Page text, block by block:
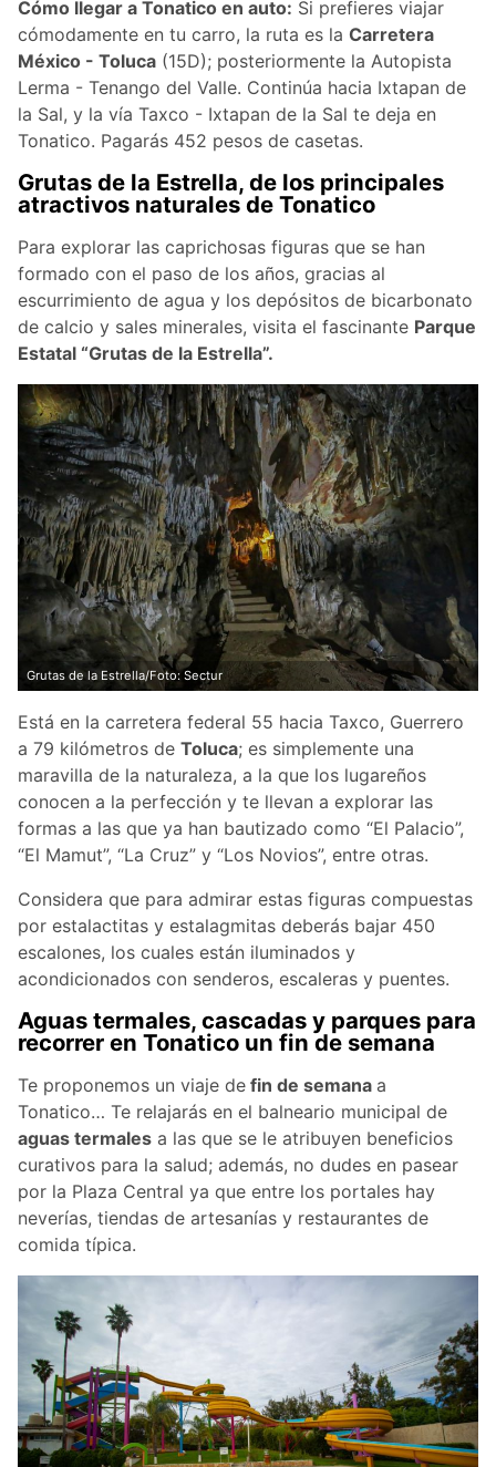
Cómo llegar a Tonatico en auto: Si prefieres viajar
cómodamente en tu carro, la ruta es la Carretera
México - Toluca (15D); posteriormente la Autopista
Lerma - Tenango del Valle. Continúa hacia Ixtapan de
la Sal, y la vía Taxco - Ixtapan de la Sal te deja en
Tonatico. Pagarás 452 pesos de casetas.
Grutas de la Estrella, de los principales
atractivos naturales de Tonatico
Para explorar las caprichosas figuras que se han
formado con el paso de los años, gracias al
escurrimiento de agua y los depósitos de bicarbonato
de calcio y sales minerales, visita el fascinante Parque
Estatal “Grutas de la Estrella”.
Grutas de la Estrella/Foto: Sectur
Está en la carretera federal 55 hacia Taxco, Guerrero
a 79 kilómetros de Toluca; es simplemente una
maravilla de la naturaleza, a la que los lugareños
conocen a la perfección y te llevan a explorar las
formas a las que ya han bautizado como “El Palacio”,
“El Mamut”, “La Cruz” y “Los Novios”, entre otras.
Considera que para admirar estas figuras compuestas
por estalactitas y estalagmitas deberás bajar 450
escalones, los cuales están iluminados y
acondicionados con senderos, escaleras y puentes.
Aguas termales, cascadas y parques para
recorrer en Tonatico un fin de semana
Te proponemos un viaje de fin de semana a
Tonatico… Te relajarás en el balneario municipal de
aguas termales a las que se le atribuyen beneficios
curativos para la salud; además, no dudes en pasear
por la Plaza Central ya que entre los portales hay
neverías, tiendas de artesanías y restaurantes de
comida típica.